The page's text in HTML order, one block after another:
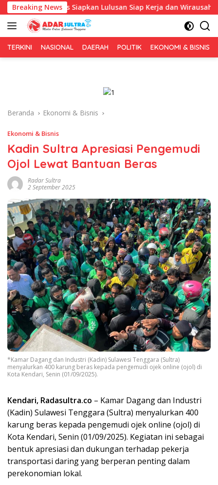
Langsung
ke
konten
Breaking News
Fokus Siapkan Lulusan Siap Kerja dan Wirausaha
TERKINI NASIONAL DAERAH POLITIK EKONOMI & BISNIS
Beranda Ekonomi & Bisnis
Ekonomi & Bisnis
Kadin Sultra Apresiasi Pengemudi
Ojol Lewat Bantuan Beras
Radar Sultra
2 September 2025
*Kamar Dagang dan Industri (Kadin) Sulawesi Tenggara (Sultra)
menyalurkan 400 karung beras kepada pengemudi ojek online (ojol) di
Kota Kendari, Senin (01/09/2025).
Kendari, Radasultra.co – Kamar Dagang dan Industri
(Kadin) Sulawesi Tenggara (Sultra) menyalurkan 400
karung beras kepada pengemudi ojek online (ojol) di
Kota Kendari, Senin (01/09/2025). Kegiatan ini sebagai
bentuk apresiasi dan dukungan terhadap pekerja
transportasi daring yang berperan penting dalam
perekonomian lokal.